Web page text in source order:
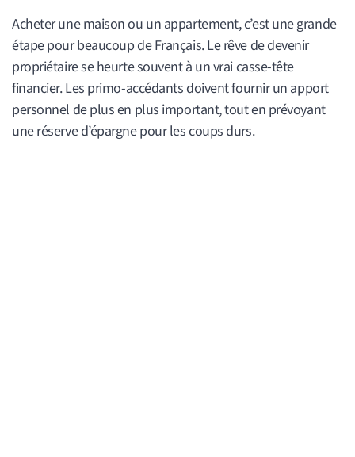
Acheter une maison ou un appartement, c’est une grande
étape pour beaucoup de Français. Le rêve de devenir
propriétaire se heurte souvent à un vrai casse-tête
financier. Les primo-accédants doivent fournir un apport
personnel de plus en plus important, tout en prévoyant
une réserve d’épargne pour les coups durs.